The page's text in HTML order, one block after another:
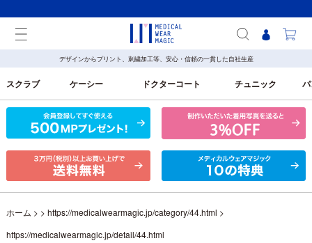
デザインからプリント、刺繍加工等、安心・信頼の一貫した自社生産
スクラブ ケーシー ドクターコート チュニック
ホーム > > https://medicalwearmagic.jp/category/44.html >
https://medicalwearmagic.jp/detail/44.html